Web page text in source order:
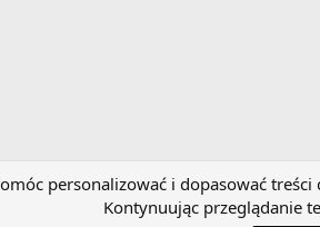
personalizować i dopasować
Kontynuując przeglądanie